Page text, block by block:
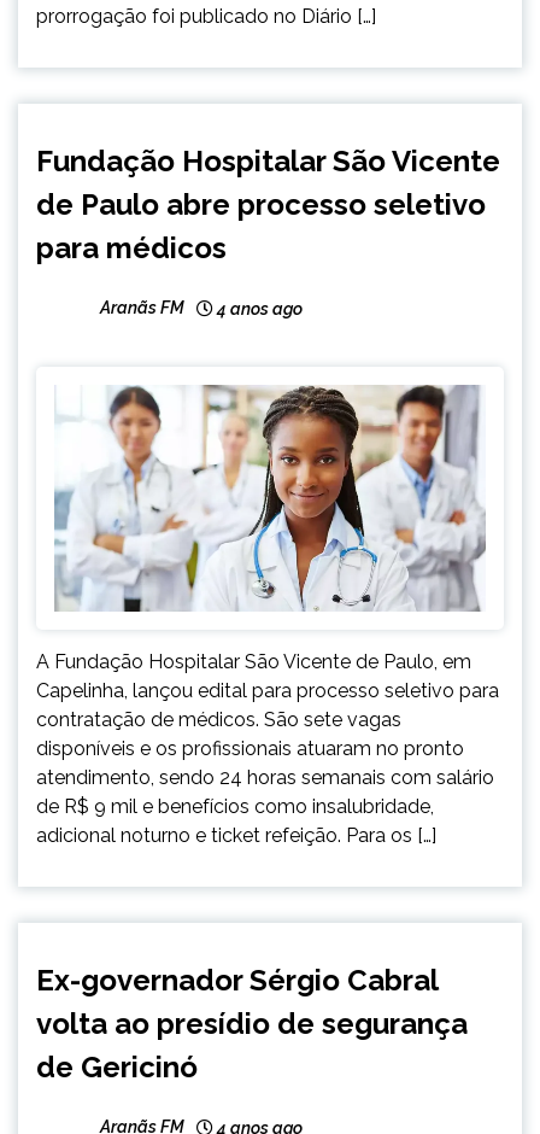
prorrogação foi publicado no Diário […]
NOTÍCIAS
Fundação Hospitalar São Vicente
de Paulo abre processo seletivo
para médicos
Aranãs FM 4 anos ago
A Fundação Hospitalar São Vicente de Paulo, em
Capelinha, lançou edital para processo seletivo para
contratação de médicos. São sete vagas
disponíveis e os profissionais atuaram no pronto
atendimento, sendo 24 horas semanais com salário
de R$ 9 mil e benefícios como insalubridade,
adicional noturno e ticket refeição. Para os […]
NOTÍCIAS
Ex-governador Sérgio Cabral
volta ao presídio de segurança
de Gericinó
Aranãs FM 4 anos ago